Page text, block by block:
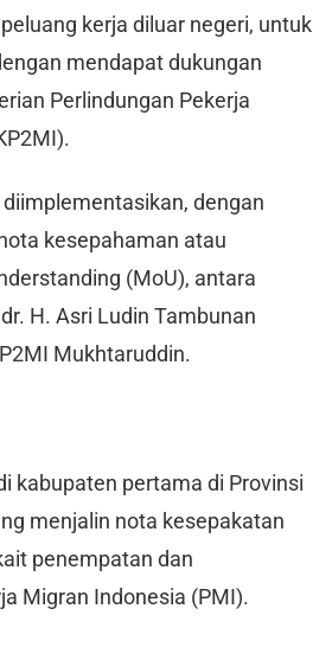
kerja diluar negeri, untuk
mendapat dukungan
Perlindungan Pekerja
dengan
kesepahaman atau
(MoU), antara
H. Asri Ludin Tambunan
Mukhtaruddin.
kabupaten pertama di Provinsi
menjalin nota kesepakatan
penempatan dan
Migran Indonesia (PMI).